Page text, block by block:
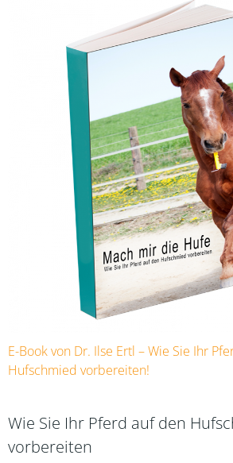
E-Book von Dr. Ilse Ertl – Wie Sie Ihr
Hufschmied vorbereiten!
Wie Sie Ihr Pferd auf den
vorbereiten